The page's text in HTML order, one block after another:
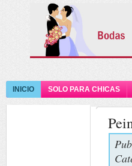
INICIO SOLO PARA CHICAS